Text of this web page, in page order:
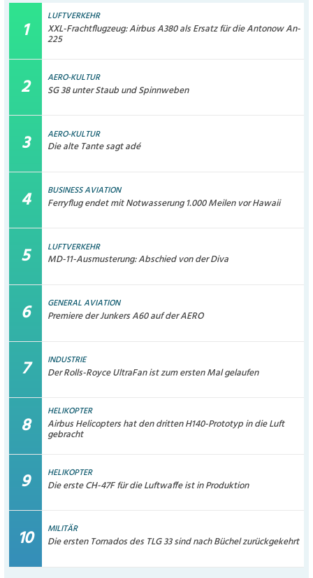
LUFTVERKEHR
XXL-Frachtflugzeug: Airbus A380 als Ersatz für die Antonow An-
225
AERO-KULTUR
SG 38 unter Staub und Spinnweben
AERO-KULTUR
Die alte Tante sagt adé
BUSINESS AVIATION
Ferryflug endet mit Notwasserung 1.000 Meilen vor Hawaii
LUFTVERKEHR
MD-11-Ausmusterung: Abschied von der Diva
GENERAL AVIATION
Premiere der Junkers A60 auf der AERO
INDUSTRIE
Der Rolls-Royce UltraFan ist zum ersten Mal gelaufen
HELIKOPTER
Airbus Helicopters hat den dritten H140-Prototyp in die Luft
gebracht
HELIKOPTER
Die erste CH-47F für die Luftwaffe ist in Produktion
MILITÄR
Die ersten Tornados des TLG 33 sind nach Büchel zurückgekehrt